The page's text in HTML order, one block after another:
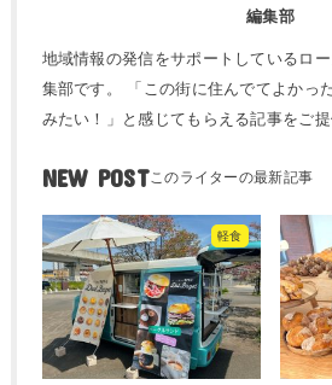
編集部
地域情報の発信をサポートしているロ
集部です。 「この街に住んでてよかっ
みたい！」と感じてもらえる記事をご提
NEW POST
軽食